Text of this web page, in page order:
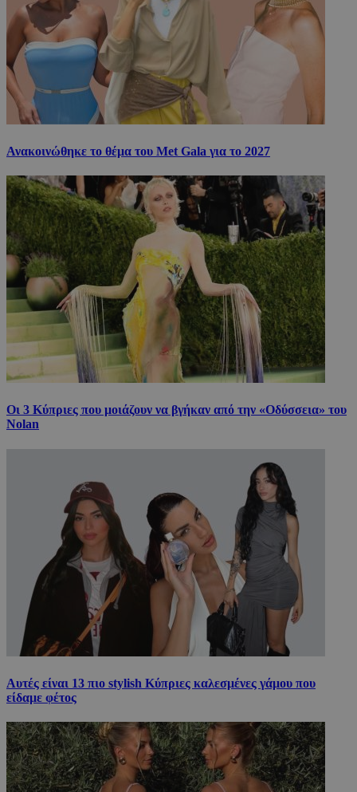
Ανακοινώθηκε το θέμα του Met Gala για το 2027
Οι 3 Κύπριες που μοιάζουν να βγήκαν από την «Οδύσσεια» του
Nolan
Αυτές είναι 13 πιο stylish Κύπριες καλεσμένες γάμου που
είδαμε φέτος